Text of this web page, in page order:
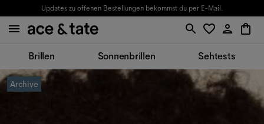
Updates zu offenen Bestellungen bekommst du per E-Mail.
Brillen Sonnenbrillen Sehtests
Archive